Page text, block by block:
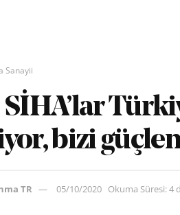
Sanayii
bizi
TR 05/10/2020 Okuma Süresi: 4